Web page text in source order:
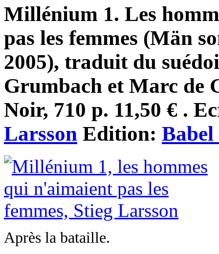
Millénium 1. Les
pas les femmes (Män
2005), traduit du
Grumbach et Marc de
Noir, 710 p. 11,50 € .
Larsson Edition: Babel
Après la bataille.